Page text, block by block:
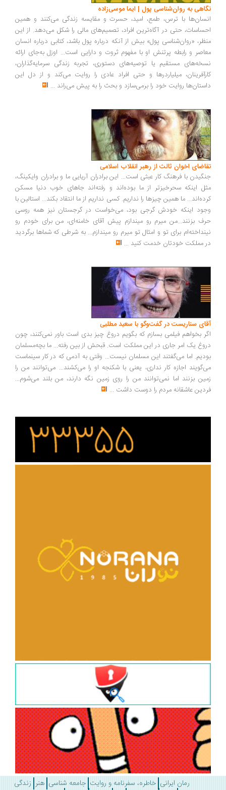
نگاهی به روان‌شناسی پول | ایما موسی‌زاده
انسان‌ها با ترس، طمع، امید، حسرت و مقایسه زندگی می‌کنند و همین
احساسات، حتی در آگاه‌ترین افراد، تصمیم‌های مالی را شکل می‌دهد. از این
منظر، «روان‌شناسی پول» بیش از آنکه درباره پول باشد، کتابی درباره انسان
معاصر و رابطه پرتنش او با مفهوم ثروت و دارایی است... اوزل به‌جای ارائه
نسخه‌های مستقیم یا توصیه‌های دستوری، تجربه زندگی سرمایه‌گذاران،
کارآفرینان، میلیاردرها و حتی افراد عادی را روایت می‌کند و از دل این
داستان‌ها روایت خود را برمی‌سازد و بحث را به پیش می‌راند ...
تقاضای اخوان ثالث از رهبر انقلاب اسلامی
جنگیدن با فرهنگ کار عبثی است... این برادران آریایی ما و برادران وایکینگ،
مثل اینکه سحرخیزتر از ما بوده‌اند و رفته‌اند جاهای خوب دنیا مسکن
کرده‌اند... ما همین چیزها را نداریم. کسی نداریم از ما انتقاد بکند... استالین با
وجود اینکه خودش گرجی بود، می‌خواست در گرجستان نیز همه روسی
حرف بزنند...من میرم رو میندازم پیش آقای خامنه‌ای، من برای خودم رو
نینداخته‌ام برای تو و امثال تو میرم رو میندازم... به شرطی که شماها برگردید
در مملکت خودتان خدمت کنید ...
آقای سناریست در گفت‌وگو با سعید مطلبی
اگر بخواهم فیلمی بسازم که بگویم دروغ چیز بدی است باور نمی‌کنند، چون
دروغ یک امر جاری در این مملکت است. قبحش از بین رفته... ما بچه‌مسلمان
بودیم. اما می‌گفتند این مسلمان نیست... وقتی به آدمی که در کار سینماست
می‌گویند اجازه کار نداری، یعنی با شکنجه او را می‌کشند... می‌توانند من را
زمین بزنند اما نمی‌توانند من را روی زمین نگه دارند، من بلند می‌شوم...
فردین عاشقانه مردم را دوست داشت ...
رمان ایرانی خاطره، سفرنامه و روایت جامعه شناسی هنر زندگی